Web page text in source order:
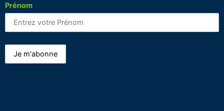
Prénom